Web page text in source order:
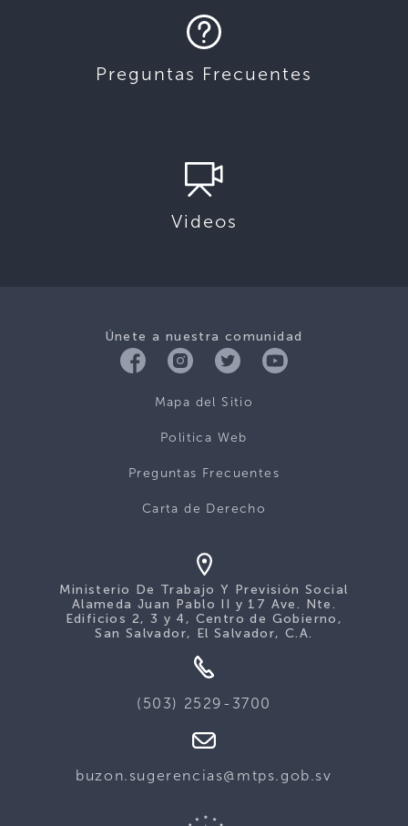
Preguntas Frecuentes
Videos
Únete a nuestra comunidad
Mapa del Sitio
Politica Web
Preguntas Frecuentes
Carta de Derecho
Ministerio De Trabajo Y Previsión Social
Alameda Juan Pablo II y 17 Ave. Nte.
Edificios 2, 3 y 4, Centro de Gobierno,
San Salvador, El Salvador, C.A.
(503) 2529-3700
buzon.sugerencias@mtps.gob.sv